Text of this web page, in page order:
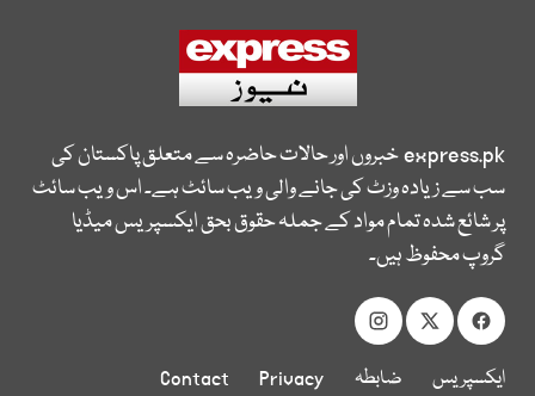
express.pkخبروں اور حالات حاضرہ سے متعلق پاکستان کی
سب سے زیادہ وزٹ کی جانے والی ویب سائٹ ہے۔ اس ویب سائٹ
پر شائع شدہ تمام مواد کے جملہ حقوق بحق ایکسپریس میڈیا
گروپ محفوظ ہیں۔
ایکسپریس
ضابطہ
Privacy
Contact